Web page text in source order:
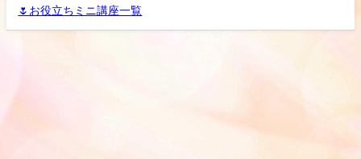
🌷お役立ちミニ講座一覧